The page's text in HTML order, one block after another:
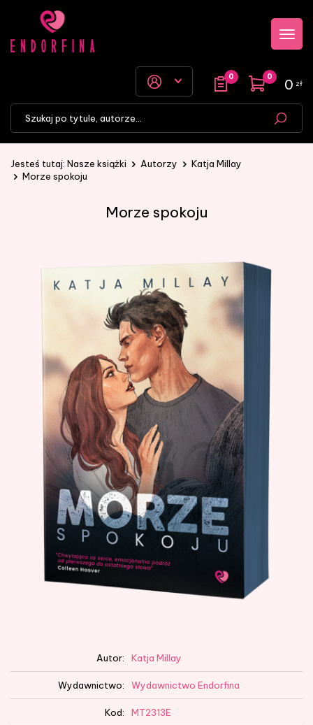
Przejdź
do menu
głównego
Przejdź
do
menu w
0 0 0 zł
Pokaż
menu
Jesteś tutaj: Nasze książki Autorzy
Katja Millay
Morze spokoju
Morze spokoju
Autor: Katja Millay
Wydawnictwo: Wydawnictwo Endorfina
Kod: MT2313E